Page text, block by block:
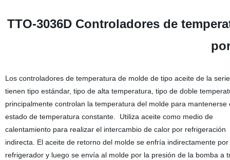
TTO-3036D Controladores de
Los controladores de temperatura de molde de tipo aceite de la
tienen tipo estándar, tipo de alta temperatura , tipo de doble
principalmente controlan la temperatura del molde para mantenerse
estado de temperatura constante.
Utiliza aceite como medio de
calentamiento para realizar el intercambio de calor por refrigeración
indirecta. El aceite de retorno del molde se enfría indirectamente por
refrigerador y luego se envía al molde por la presión de la bomba a